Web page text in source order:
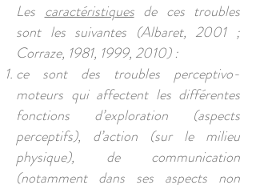
Les caractéristiquesde ces troubles
sont les suivantes (Albaret, 2001 ;
Corraze, 1981, 1999, 2010) :
ce sont des troubles perceptivo-
moteurs qui affectent les différentes
fonctions d’exploration (aspects
perceptifs), d’action (sur le milieu
physique), de communication
(notamment dans ses aspects non